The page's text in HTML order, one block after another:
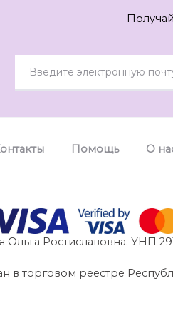
Помощь О
Ольга Ростиславовна. УНП
в торговом реестре